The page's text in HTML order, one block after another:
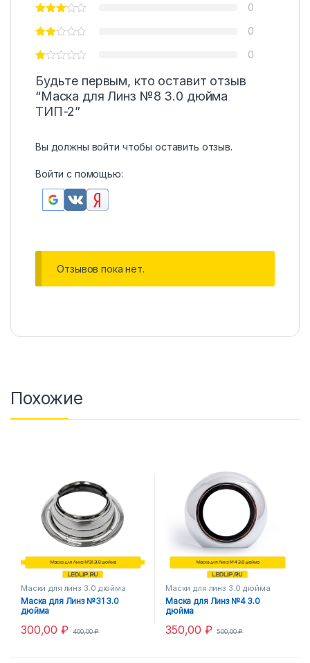
0
0
0
Будьте первым, кто оставит отзыв
“Маска для Линз №8 3.0 дюйма
ТИП-2”
Вы должны войти чтобы оставить отзыв.
Войти с помощью:
Отзывов пока нет.
Похожие
Маски для линз 3.0 дюйма
Маска для Линз №31 3.0
дюйма
300,00₽ 400,00₽
Маски для линз 3.0 дюйма
Маска для Линз №4 3.0
дюйма
350,00₽ 500,00₽